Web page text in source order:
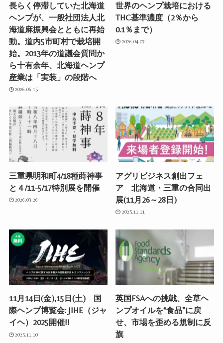
長らく停滞していた北海道
ヘンプが、一般社団法人北
海道麻振興会とともに再始
動。道内5市町村で栽培開
始。2013年の道議会質問か
ら十有余年、北海道ヘンプ
産業は「実装」の段階へ
2026.06.15
世界のヘンプ栽培における
THC基準濃度（2％から
0.1％まで）
2026.04.07
三重県明和町4/18種蒔神事
と４/11-5/17特別展を開催
2026.03.26
アグリビジネス創出フェ
ア 北海道・三重の合同出
展(11月26～28日)
2025.11.11
11月14日(金),15日(土) 国
際ヘンプ博覧会: JIHE（ジャ
イヘ）2025開催!!
2025.11.10
英国FSAへの挑戦、全草ヘ
ンプオイルを“食品”に戻
せ、市場を歪める規制に反
旗